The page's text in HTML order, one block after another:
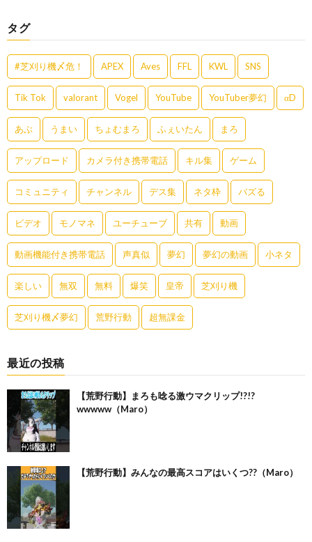
タグ
#芝刈り機〆危！ APEX Aves FFL KWL SNS
Tik Tok valorant Vogel YouTube YouTuber夢幻 αD
あぶ うまい ちょむまろ ふぇいたん まろ
アップロード カメラ付き携帯電話 キル集 ゲーム
コミュニティ チャンネル デス集 ネタ枠 バズる
ビデオ モノマネ ユーチューブ 共有 動画
動画機能付き携帯電話 声真似 夢幻 夢幻の動画 小ネタ
楽しい 無双 無料 爆笑 皇帝 芝刈り機
芝刈り機〆夢幻 荒野行動 超無課金
最近の投稿
【荒野行動】まろも唸る激ウマクリップ!?!?
wwwww（Maro）
【荒野行動】みんなの最高スコアはいくつ??（Maro）